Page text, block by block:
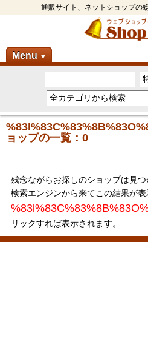
通販サイト、ネットショップの
Menu ▼
ョップの一覧：0
残念ながらお探しのショップは見つ
検索エンジンから来てこの結果が
リックすれば表示されます。